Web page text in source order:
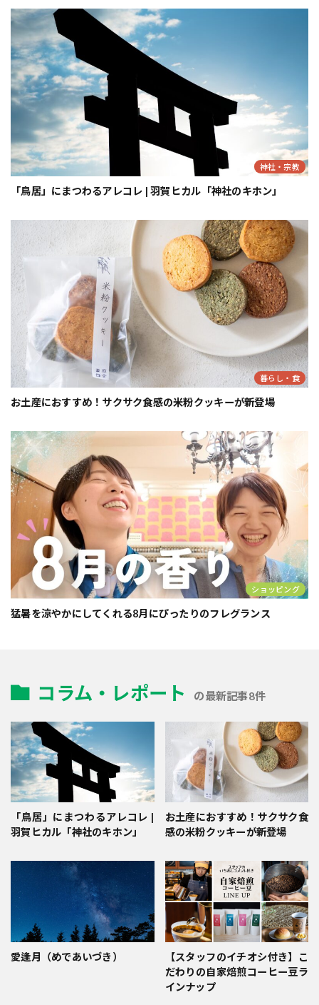
神社・宗教
「鳥居」にまつわるアレコレ | 羽賀ヒカル「神社のキホン」
暮らし・食
お土産におすすめ！サクサク食感の米粉クッキーが新登場
ショッピング
猛暑を涼やかにしてくれる8月にぴったりのフレグランス
コラム・レポート の最新記事8件
「鳥居」にまつわるアレコレ |
羽賀ヒカル「神社のキホン」
お土産におすすめ！サクサク食
感の米粉クッキーが新登場
愛逢月（めであいづき）
【スタッフのイチオシ付き】こ
だわりの自家焙煎コーヒー豆ラ
インナップ